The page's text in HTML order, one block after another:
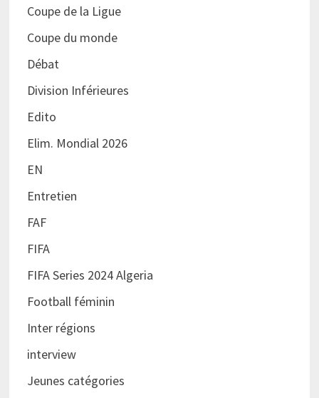
Coupe de la Ligue
Coupe du monde
Débat
Division Inférieures
Edito
Elim. Mondial 2026
EN
Entretien
FAF
FIFA
FIFA Series 2024 Algeria
Football féminin
Inter régions
interview
Jeunes catégories